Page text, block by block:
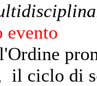
evento
il ciclo di